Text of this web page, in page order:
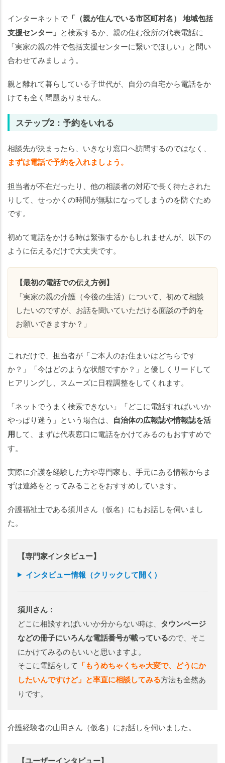
インターネットで 「（親が住んでいる市区町村名） 地域包括
支援センター」 と検索するか、親の住む役所の代表電話に
「実家の親の件で包括支援センターに繋いでほしい」と問い
合わせてみましょう。
親と離れて暮らしている子世代が、自分の自宅から電話をか
けても全く問題ありません。
ステップ2：予約をいれる
相談先が決まったら、いきなり窓口へ訪問するのではなく、
まずは電話で予約を入れましょう。
担当者が不在だったり、他の相談者の対応で長く待たされた
りして、せっかくの時間が無駄になってしまうのを防ぐため
です。
初めて電話をかける時は緊張するかもしれませんが、以下の
ように伝えるだけで大丈夫です。
【最初の電話での伝え方例】
「実家の親の介護（今後の生活）について、初めて相談
したいのですが、お話を聞いていただける面談の予約を
お願いできますか？」
これだけで、担当者が「ご本人のお住まいはどちらです
か？」「今はどのような状態ですか？」と優しくリードして
ヒアリングし、スムーズに日程調整をしてくれます。
「ネットでうまく検索できない」「どこに電話すればいいか
やっぱり迷う」という場合は、 自治体の広報誌や情報誌を活
用して、まずは代表窓口に電話をかけてみるのもおすすめで
す。
実際に介護を経験した方や専門家も、手元にある情報からま
ずは連絡をとってみることをおすすめしています。
介護福祉士である須川さん（仮名）にもお話しを伺いまし
た。
【専門家インタビュー】
インタビュー情報（クリックして開く）
須川さん：
どこに相談すればいいか分からない時は、 タウンページ
などの冊子にいろんな電話番号が載っているので、そこ
にかけてみるのもいいと思いますよ。
そこに電話をして 「もうめちゃくちゃ大変で、どうにか
したいんですけど」と率直に相談してみる方法も全然あ
りです。
介護経験者の山田さん（仮名）にお話しを伺いました。
【ユーザーインタビュー】
老人ホームの知りたいことがわかる
老人ホームの知りたいことがわかる